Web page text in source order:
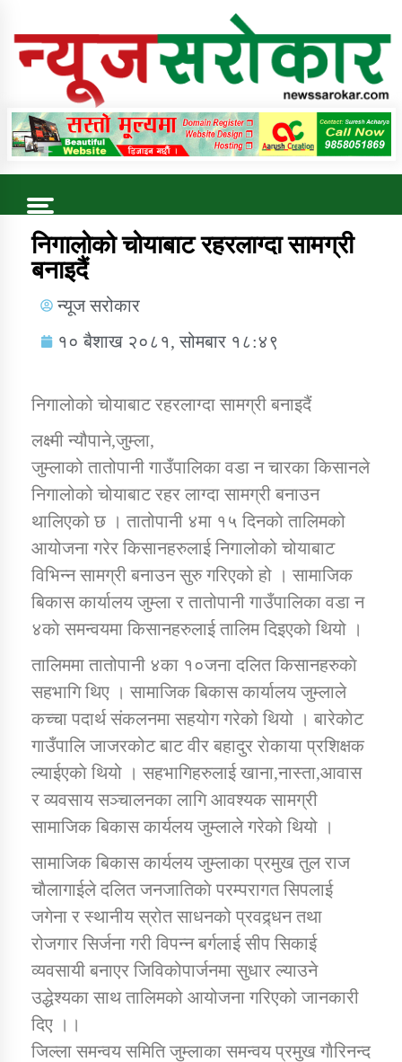
Online News Portal
Trending Now
कुषि बिकास कार्यालय जुम्ला सुचना सन्देश
डिभिजन कार्यालय जुम्लाको सुचना सन्देश
कर्णाली प्रविधि शिक्षालय जुम्लाको सुचना
कार्यक्रम कार्यान्वयन एकाई जुम्लाको सुचना
कर्णाली प्राविधि शिक्षालय जुम्लाको सुचना
निगालोको चोयाबाट रहरलाग्दा सामग्री
बनाइदैं
न्यूज सरोकार
१० बैशाख २०८१, सोमबार १८:४९
निगालोको चोयाबाट रहरलाग्दा सामग्री बनाइदैं
लक्ष्मी न्यौपाने,जुम्ला,
जुम्लाको तातोपानी गाउँपालिका वडा न चारका किसानले
निगालोको चोयाबाट रहर लाग्दा सामग्री बनाउन
थालिएको छ । तातोपानी ४मा १५ दिनकाे तालिमको
आयोजना गरेर किसानहरुलाई निगालोको चोयाबाट
विभिन्न सामग्री बनाउन सुरु गरिएको हो । सामाजिक
बिकास कार्यालय जुम्ला र तातोपानी गाउँपालिका वडा न
४काे समन्वयमा किसानहरुलाई तालिम दिइएको थियो ।
तालिममा तातोपानी ४का १०जना दलित किसानहरुकाे
सहभागि थिए । सामाजिक बिकास कार्यालय जुम्लाले
कच्चा पदार्थ संकलनमा सहयोग गरेको थियो । बारेकाेट
गाउँपालि जाजरकोट बाट वीर बहादुर राेकाया प्रशिक्षक
ल्याईएकाे थियो । सहभागिहरुलाई खाना,नास्ता,आवास
र व्यवसाय सञ्चालनका लागि आवश्यक सामग्री
सामाजिक बिकास कार्यलय जुम्लाले गरेको थियो ।
सामाजिक बिकास कार्यलय जुम्लाका प्रमुख तुल राज
चाैलागाईले दलित जनजातिकाे परम्परागत सिपलाई
जगेना र स्थानीय स्रोत साधनको प्रवद्र्धन तथा
रोजगार सिर्जना गरी विपन्न बर्गलाई सीप सिकाई
व्यवसायी बनाएर जिविकोपार्जनमा सुधार ल्याउने
उद्धेश्यका साथ तालिमको आयोजना गरिएको जानकारी
दिए ।।
जिल्ला समन्वय समिति जुम्लाका समन्वय प्रमुख गाैरिनन्द